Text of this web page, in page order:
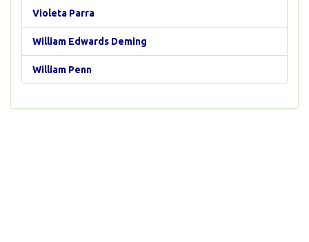
Violeta Parra
William Edwards Deming
William Penn